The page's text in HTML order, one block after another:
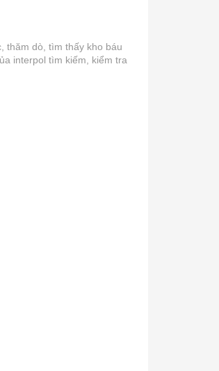
thăm dò, tìm thấy kho báu
interpol tìm kiếm, kiểm tra